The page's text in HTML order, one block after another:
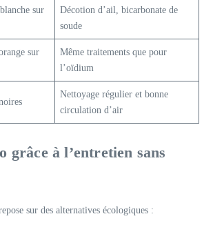
sur
Décotion d’ail, bicarbonate de
soude
sur
Même traitements que pour
l’oïdium
Nettoyage régulier et bonne
circulation d’air
grâce à l’entretien sans
sur des alternatives écologiques :